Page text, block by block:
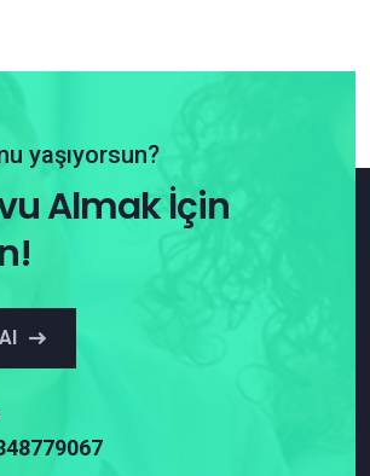
yaşıyorsun?
Almak İçin